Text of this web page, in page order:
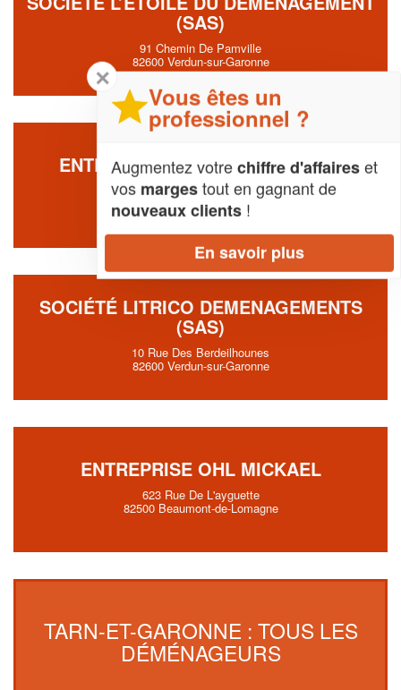
(SAS)
91 Chemin De Pamville
82600 Verdun-sur-Garonne
ENTREPRISE DAVERIEUX CESAR
74 Cite Ducau
82100 Castelsarrasin
SOCIÉTÉ LITRICO DEMENAGEMENTS
(SAS)
10 Rue Des Berdeilhounes
82600 Verdun-sur-Garonne
ENTREPRISE OHL MICKAEL
623 Rue De L'ayguette
82500 Beaumont-de-Lomagne
TARN-ET-GARONNE : TOUS LES
DÉMÉNAGEURS
✕
Vous êtes un
professionnel ?
Augmentez votrechiffre d'affaireset
vos margestout en gagnant de
nouveaux clients !
En savoir plus